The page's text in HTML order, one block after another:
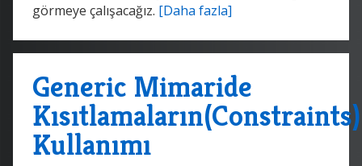
görmeye çalışacağız. [Daha fazla]
Generic Mimaride
Kısıtlamaların(Constraints)
Kullanımı